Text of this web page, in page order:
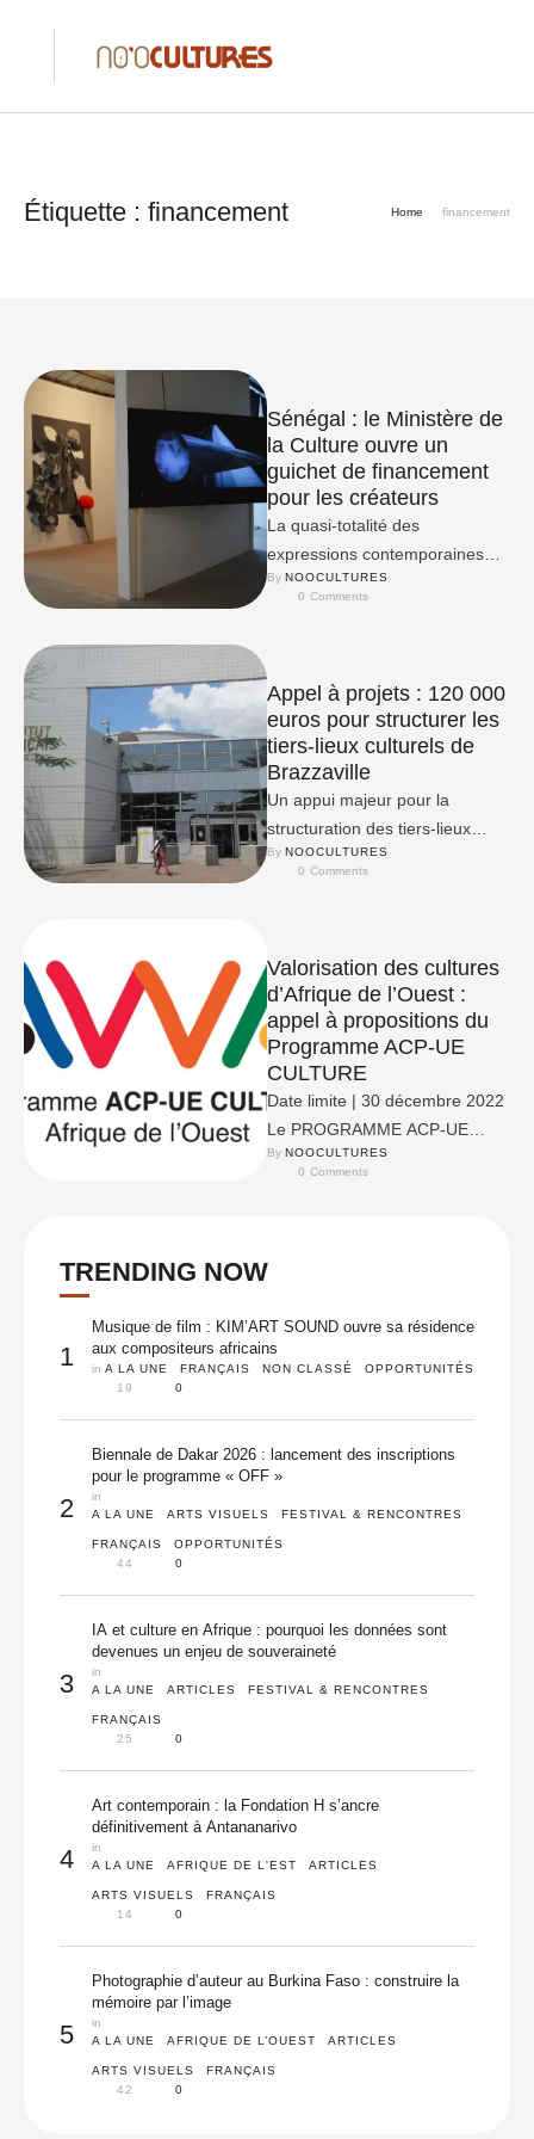
Étiquette : financement Home financement
Sénégal : le Ministère de
la Culture ouvre un
guichet de financement
pour les créateurs
La quasi-totalité des
expressions contemporaines
est concernée.
By NOOCULTURES
0 Comments
Appel à projets : 120 000
euros pour structurer les
tiers-lieux culturels de
Brazzaville
Un appui majeur pour la
structuration des tiers-lieux
culturels
By NOOCULTURES
0 Comments
Valorisation des cultures
d’Afrique de l’Ouest :
appel à propositions du
Programme ACP-UE
CULTURE
Date limite | 30 décembre 2022
Le PROGRAMME ACP-UE
CULTURE : SOUTIEN AUX
By NOOCULTURES
0 Comments
TRENDING NOW
1
Musique de film : KIM’ART SOUND ouvre sa résidence
aux compositeurs africains
in A LA UNE FRANÇAIS NON CLASSÉ
OPPORTUNITÉS
19
0
2
Biennale de Dakar 2026 : lancement des inscriptions
pour le programme « OFF »
in
A LA UNE
ARTS VISUELS FESTIVAL & RENCONTRES
FRANÇAIS
OPPORTUNITÉS
44
0
3
IA et culture en Afrique : pourquoi les données sont
devenues un enjeu de souveraineté
in
A LA UNE
ARTICLES FESTIVAL & RENCONTRES
FRANÇAIS
25
0
4
Art contemporain : la Fondation H s’ancre
définitivement à Antananarivo
in
A LA UNE
AFRIQUE DE L'EST ARTICLES
ARTS VISUELS
FRANÇAIS
14
0
5
Photographie d’auteur au Burkina Faso : construire la
mémoire par l’image
in
A LA UNE
AFRIQUE DE L’OUEST ARTICLES
ARTS VISUELS
FRANÇAIS
42
0